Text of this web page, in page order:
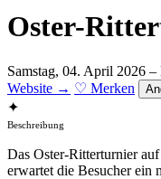
Oster-
Samstag, 04. April 2026
Website → ♡ Merken
✦
Beschreibung
Das Oster-Ritterturnier
erwartet die Besucher ein